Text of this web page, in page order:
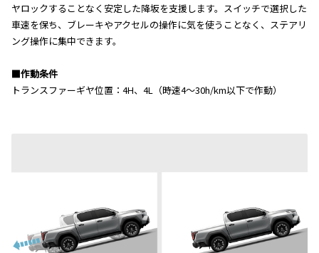
ヤロックすることなく安定した降坂を支援します。スイッチで選択した
車速を保ち、ブレーキやアクセルの操作に気を使うことなく、ステアリ
ング操作に集中できます。
■作動条件
トランスファーギヤ位置：4H、4L（時速4～30h/km以下で作動）